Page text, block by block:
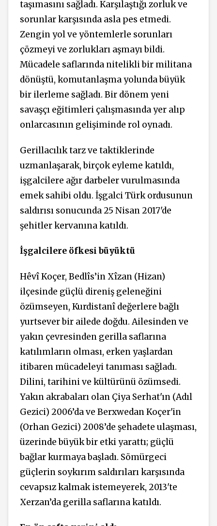
taşımasını sağladı. Karşılaştığı zorluk ve
sorunlar karşısında asla pes etmedi.
Zengin yol ve yöntemlerle sorunları
çözmeyi ve zorlukları aşmayı bildi.
Mücadele saflarında nitelikli bir militana
dönüştü, komutanlaşma yolunda büyük
bir ilerleme sağladı. Bir dönem yeni
savaşçı eğitimleri çalışmasında yer alıp
onlarcasının gelişiminde rol oynadı.
Gerillacılık tarz ve taktiklerinde
uzmanlaşarak, birçok eyleme katıldı,
işgalcilere ağır darbeler vurulmasında
emek sahibi oldu. İşgalci Türk ordusunun
saldırısı sonucunda 25 Nisan 2017'de
şehitler kervanına katıldı.
İşgalcilere öfkesi büyüktü
Hêvî Koçer, Bedlîs’in Xîzan (Hizan)
ilçesinde güçlü direniş geleneğini
özümseyen, Kurdistanî değerlere bağlı
yurtsever bir ailede doğdu. Ailesinden ve
yakın çevresinden gerilla saflarına
katılımların olması, erken yaşlardan
itibaren mücadeleyi tanıması sağladı.
Dilini, tarihini ve kültürünü özümsedi.
Yakın akrabaları olan Çiya Serhat'ın (Adıl
Gezici) 2006’da ve Berxwedan Koçer'in
(Orhan Gezici) 2008’de şehadete ulaşması,
üzerinde büyük bir etki yarattı; güçlü
bağlar kurmaya başladı. Sömürgeci
güçlerin soykırım saldırıları karşısında
cevapsız kalmak istemeyerek, 2013'te
Xerzan’da gerilla saflarına katıldı.